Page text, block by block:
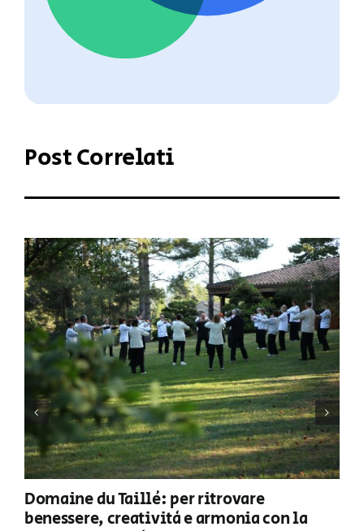
Post Correlati
Domaine du Taillé: per ritrovare
benessere, creatività e armonia con la